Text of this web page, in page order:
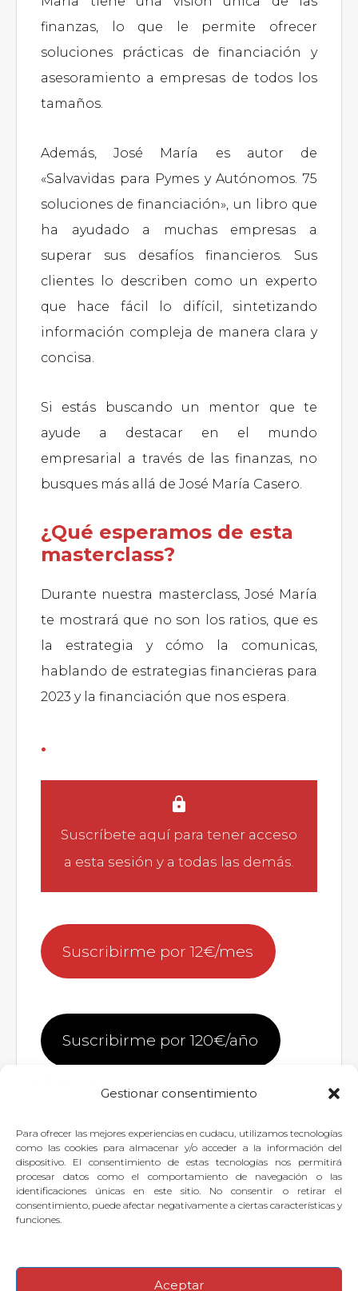
Gestionar consentimiento
Para ofrecer las mejores experiencias en cudacu, utilizamos tecnologías
como las cookies para almacenar y/o acceder a la información del
dispositivo. El consentimiento de estas tecnologías nos permitirá
procesar datos como el comportamiento de navegación o las
identificaciones únicas en este sitio. No consentir o retirar el
consentimiento, puede afectar negativamente a ciertas características y
funciones.
Aceptar
finanzas, lo que le permite ofrecer
soluciones prácticas de financiación y
asesoramiento a empresas de todos los
tamaños.
Además, José María es autor de
«Salvavidas para Pymes y Autónomos. 75
soluciones de financiación», un libro que
ha ayudado a muchas empresas a
superar sus desafíos financieros. Sus
clientes lo describen como un experto
que hace fácil lo difícil, sintetizando
información compleja de manera clara y
concisa.
Si estás buscando un mentor que te
ayude a destacar en el mundo
empresarial a través de las finanzas, no
busques más allá de José María Casero.
¿Qué esperamos de esta
masterclass?
Durante nuestra masterclass, José María
te mostrará que no son los ratios, que es
la estrategia y cómo la comunicas,
hablando de estrategias financieras para
2023 y la financiación que nos espera.
.
Suscríbete aquí para tener acceso
a esta sesión y a todas las demás.
Suscribirme por 12€/mes
Suscribirme por 120€/año
Si quieres dejar tu pregunta para
el experto, puedesidentificarteo
suscribirte.